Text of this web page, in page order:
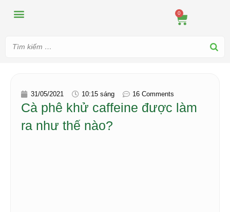
0
31/05/2021 10:15 sáng 16 Comments
Cà phê khử caffeine được làm
ra như thế nào?